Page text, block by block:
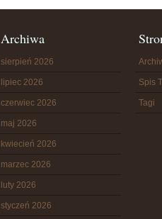
Archiwa
sierpień 2026
lipiec 2026
czerwiec 2026
maj 2026
kwiecień 2026
marzec 2026
luty 2026
styczeń 2026
Spis
Tagi